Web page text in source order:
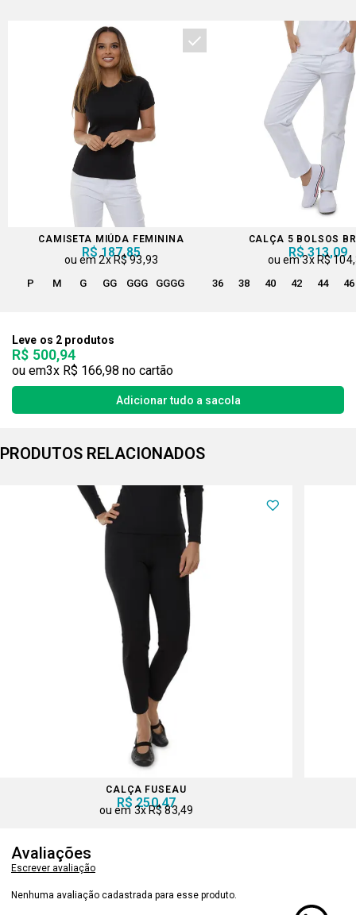
CAMISETA MIÚDA FEMININA
R$ 187,85
2xR$ 93,93
P M G GG GGG GGGG
CALÇA 5 BOLSOS
R$ 313,09
3x R$
36 38 40 42 44 46
Leve os 2 produtos
R$ 500,94
3x R$ 166,98
PRODUTOS RELACIONADOS
CALÇA FUSEAU
R$ 250,47
3xR$ 83,49
Avaliações
Escrever avaliação
Nenhuma avaliação cadastrada para esse produto.